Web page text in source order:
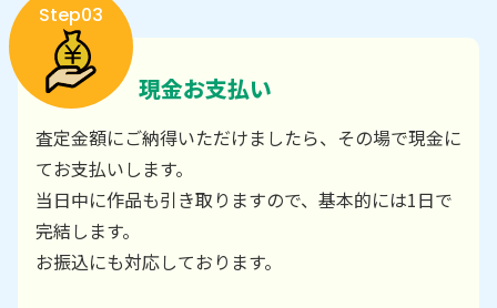
Step03
現金お支払い
査定金額にご納得いただけましたら、その場で現金に
てお支払いします。
当日中に作品も引き取りますので、基本的には1日で
完結します。
お振込にも対応しております。